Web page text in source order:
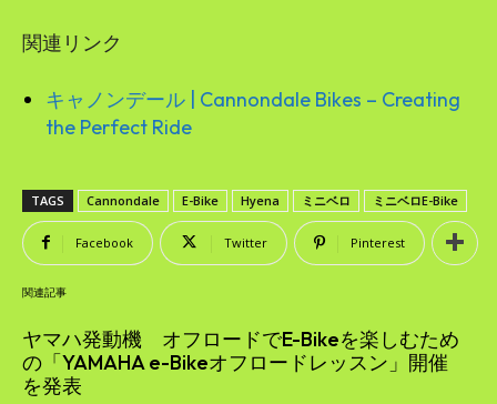
関連リンク
キャノンデール | Cannondale Bikes – Creating
the Perfect Ride
TAGS Cannondale E-Bike Hyena ミニベロ ミニベロE-Bike
Facebook Twitter Pinterest
関連記事
ヤマハ発動機 オフロードでE-Bikeを楽しむため
の「YAMAHA e-Bikeオフロードレッスン」開催
を発表